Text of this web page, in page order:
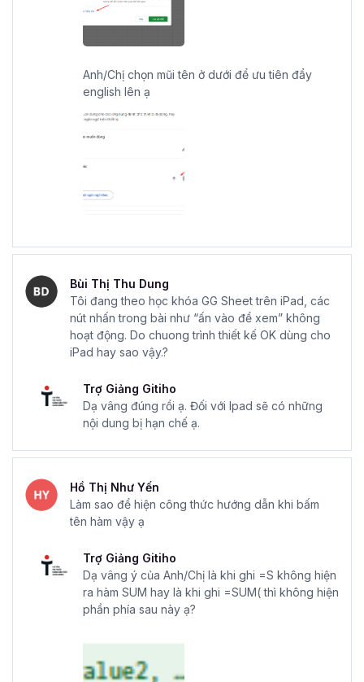
Anh/Chị chọn mũi tên ở dưới để ưu tiên đẩy
english lên ạ
Bùi Thị Thu Dung
Tôi đang theo học khóa GG Sheet trên iPad, các
nút nhấn trong bài như “ấn vào để xem” không
hoạt động. Do chuong trình thiết kế OK dùng cho
iPad hay sao vậy.?
Trợ Giảng Gitiho
Dạ vâng đúng rồi ạ. Đối với Ipad sẽ có những
nội dung bị hạn chế ạ.
Hồ Thị Như Yến
Làm sao để hiện công thức hướng dẫn khi bấm
tên hàm vậy ạ
Trợ Giảng Gitiho
Dạ vâng ý của Anh/Chị là khi ghi =S không hiện
ra hàm SUM hay là khi ghi =SUM( thì không hiện
phần phía sau này ạ?